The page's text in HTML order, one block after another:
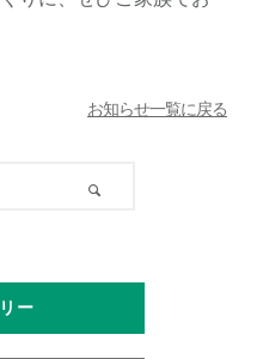
お知らせ一覧に戻る
ー